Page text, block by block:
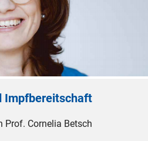
Impfbereitschaft
Prof. Cornelia Betsch